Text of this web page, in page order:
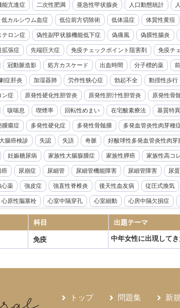
能亢進症 二次性肥満 亜急性甲状腺炎 人口動態統計
低カルシウム血症 低位前方切除術 低体温症 体質性黄疸
テロン症 偽性副甲状腺機能低下症 偽痛風 偽膜性腸炎
拡張症 先端巨大症 免疫チェックポイント阻害剤 免疫チ
冠動脈造影 処方カスケード 出血時間 分子標的薬
症肝炎 加湿器肺 労作性狭心症 勃起不全 動揺性歩行
ン症 原発性硬化性胆管炎 原発性胆汁性胆管炎 原発性骨
咳喘息 喫煙率 回転性めまい 在宅酸素療法 基質特
腫瘍症 多発性硬化症 多発性骨髄腫 多発血管炎性肉芽種
大腸癌検診 失認 失語 奇脈 好酸球性多発血管炎性肉芽
妊娠糖尿病 家族性大腸腺腫症 家族性膵癌 家族性高コ
癌 尿崩症 尿細管 尿細管機能障害 尿細管障害 尿
心薬 強皮症 強直性脊椎炎 後天性血友病 従圧式換気
心原性脳塞栓 心室中隔穿孔 心室細動 心房中隔欠損症
動脈CT 心臓超音波検査 急性リンパ性白血病 急性上腸管
急性心膜炎 急性溶血性輸血副作用 急性肝不全 急性胆
種性血管内凝固症候群
科目 出題テーマ
免疫 中年女性に出現して
トップ 問題集 新